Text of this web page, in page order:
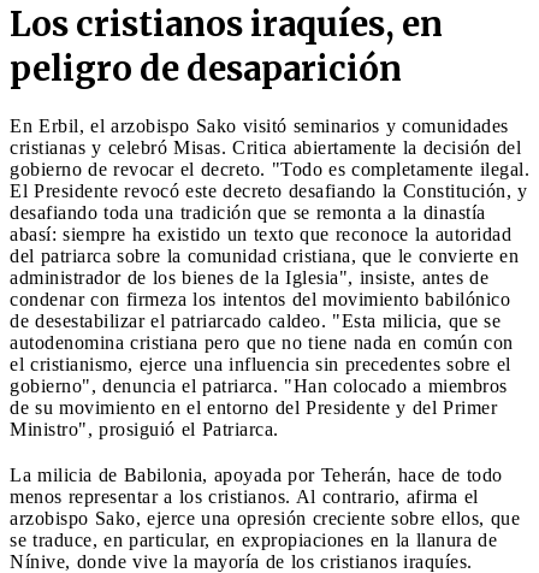
Los cristianos iraquíes, en
peligro de desaparición
En Erbil, el arzobispo Sako visitó seminarios y comunidades
cristianas y celebró Misas. Critica abiertamente la decisión del
gobierno de revocar el decreto. "Todo es completamente ilegal.
El Presidente revocó este decreto desafiando la Constitución, y
desafiando toda una tradición que se remonta a la dinastía
abasí: siempre ha existido un texto que reconoce la autoridad
del patriarca sobre la comunidad cristiana, que le convierte en
administrador de los bienes de la Iglesia", insiste, antes de
condenar con firmeza los intentos del movimiento babilónico
de desestabilizar el patriarcado caldeo. "Esta milicia, que se
autodenomina cristiana pero que no tiene nada en común con
el cristianismo, ejerce una influencia sin precedentes sobre el
gobierno", denuncia el patriarca. "Han colocado a miembros
de su movimiento en el entorno del Presidente y del Primer
Ministro", prosiguió el Patriarca.
La milicia de Babilonia, apoyada por Teherán, hace de todo
menos representar a los cristianos. Al contrario, afirma el
arzobispo Sako, ejerce una opresión creciente sobre ellos, que
se traduce, en particular, en expropiaciones en la llanura de
Nínive, donde vive la mayoría de los cristianos iraquíes.